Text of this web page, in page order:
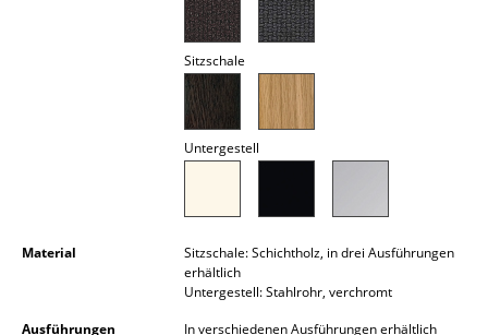
Outdoor-Leuchten
Sitzschale
Untergestell
Material
Sitzschale: Schichtholz, in drei Ausführungen
erhältlich
Untergestell: Stahlrohr, verchromt
Ausführungen
In verschiedenen Ausführungen erhältlich